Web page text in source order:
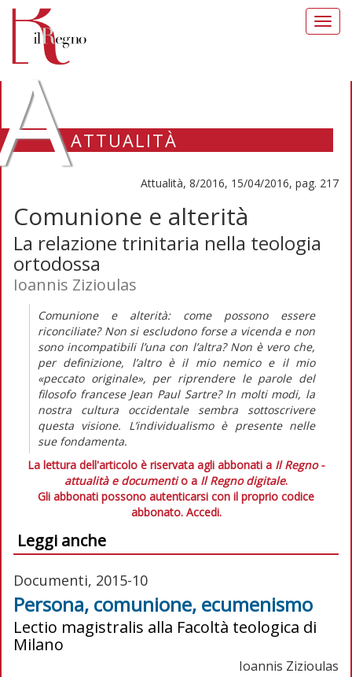
ATTUALITÀ
Attualità, 8/2016, 15/04/2016, pag. 217
Comunione e alterità
La relazione trinitaria nella teologia
ortodossa
Ioannis Zizioulas
Comunione e alterità: come possono essere
riconciliate? Non si escludono forse a vicenda e non
sono incompatibili l’una con l’altra? Non è vero che,
per definizione, l’altro è il mio nemico e il mio
«peccato originale», per riprendere le parole del
filosofo francese Jean Paul Sartre? In molti modi, la
nostra cultura occidentale sembra sottoscrivere
questa visione. L’individualismo è presente nelle
sue fondamenta.
La lettura dell'articolo è riservata agli abbonati a Il Regno -
attualità e documentio a Il Regno digitale.
Gli abbonati possono autenticarsi con il proprio codice
abbonato. Accedi.
Leggi anche
Documenti, 2015-10
Persona, comunione, ecumenismo
Lectio magistralis alla Facoltà teologica di
Milano
Ioannis Zizioulas